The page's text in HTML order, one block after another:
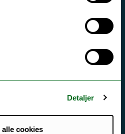
Detaljer
alle cookies